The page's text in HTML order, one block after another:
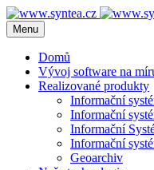
Menu
Domů
Vývoj software na
Realizované produkty
Informační
Informační
Informační
Informační
Geoarchiv